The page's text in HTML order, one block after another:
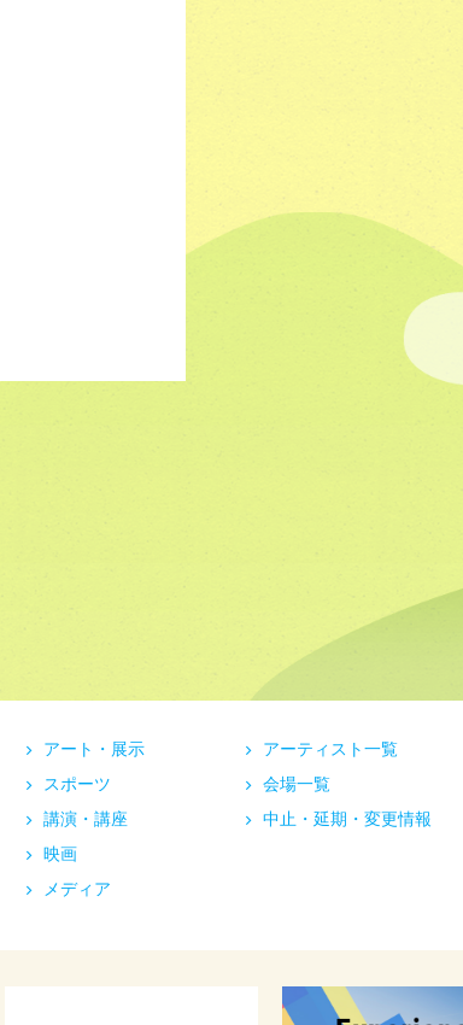
アート・展示
スポーツ
講演・講座
映画
メディア
アーティスト一覧
会場一覧
中止・延期・変更情報